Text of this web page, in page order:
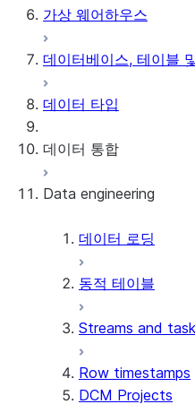
가상 웨어하우스
데이터베이스, 테이블
데이터 타입
데이터 통합
Snowflake
Apache Iceberg™
Apache
Snowflake
Data engineering
데이터 로딩
동적 테이블
Streams and
Row timestamps
DCM Projects